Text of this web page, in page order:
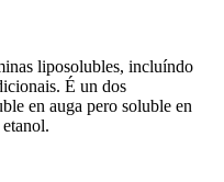
liposolubles, incluíndo
É un dos
en auga pero soluble en